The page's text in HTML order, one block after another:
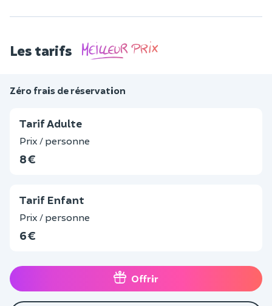
Les tarifs
Zéro frais de réservation
Tarif Adulte
Prix / personne
8 €
Tarif Enfant
Prix / personne
6 €
Offrir